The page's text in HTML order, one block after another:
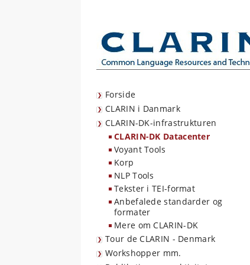
Forside
CLARIN i Danmark
CLARIN-DK-infrastrukturen
CLARIN-DK Datacenter
Voyant Tools
Korp
NLP Tools
Tekster i TEI-format
Anbefalede standarder og
formater
Mere om CLARIN-DK
Tour de CLARIN - Denmark
Workshopper mm.